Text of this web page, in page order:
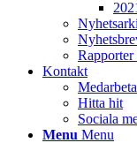
Kontakt
Hitta hit
Sociala
Menu Menu